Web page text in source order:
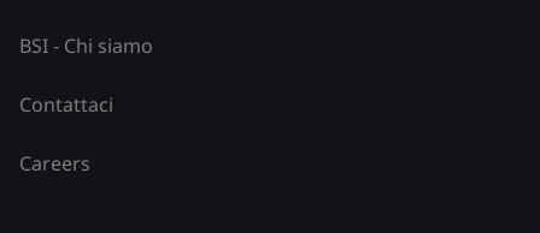
BSI - Chi siamo
Contattaci
Careers